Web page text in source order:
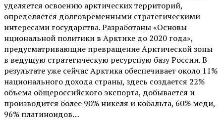
уделяется освоению арктических территорий,
определяется долговременными стратегическими
интересами государства. Разработаны «Основы
нциональной политики в Арктике до 2020 года»,
предусматривающие превращение Арктической зоны
в ведущую стратегическую ресурсную базу России. В
результате уже сейчас Арктика обеспечивает около 11%
национального дохода страны, здесь создается 22%
объема общероссийского экспорта, добывается и
производится более 90% никеля и кобальта, 60% меди,
96% платиноидов…